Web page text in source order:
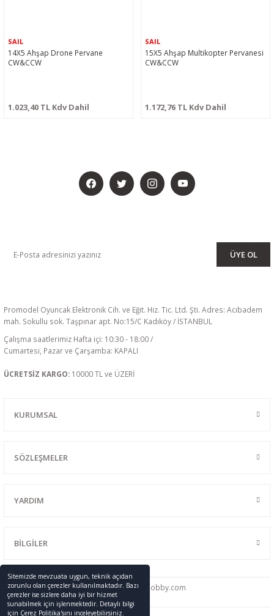
Sitemizde mevzuata uygun, teknik açıdan
zorunlu olan çerezler kullanılmaktadır. Bazı
çerezler ise sizlere daha iyi bir hizmet
sunabilmek için işlenmektedir. Detaylı bilgi
için Çerez Politika'sını inceleyebilirsiniz.
SAIL
14X5 Ahşap Drone Pervane
CW&CCW
1.023,40 TL Kdv Dahil
SAIL
15X5 Ahşap Multikopter Pervanesi
CW&CCW
1.172,76 TL Kdv Dahil
ÜYE OL
Promodel Oyuncak Elektronik Cih. ve Eğit. Hiz. Tic. Ltd. Şti. Adres: Acıbadem
mah. Sokullu sok. Taşpınar apt. No:15/C Kadıköy / İSTANBUL
Çalışma saatlerimiz Hafta içi: 10:30 - 18:00 /
Cumartesi, Pazar ve Çarşamba: KAPALI
ÜCRETSİZ KARGO: 10000 TL ve ÜZERİ
KURUMSAL
SÖZLEŞMELER
YARDIM
BİLGİLER
0216 428 46 91 info@promodelhobby.com